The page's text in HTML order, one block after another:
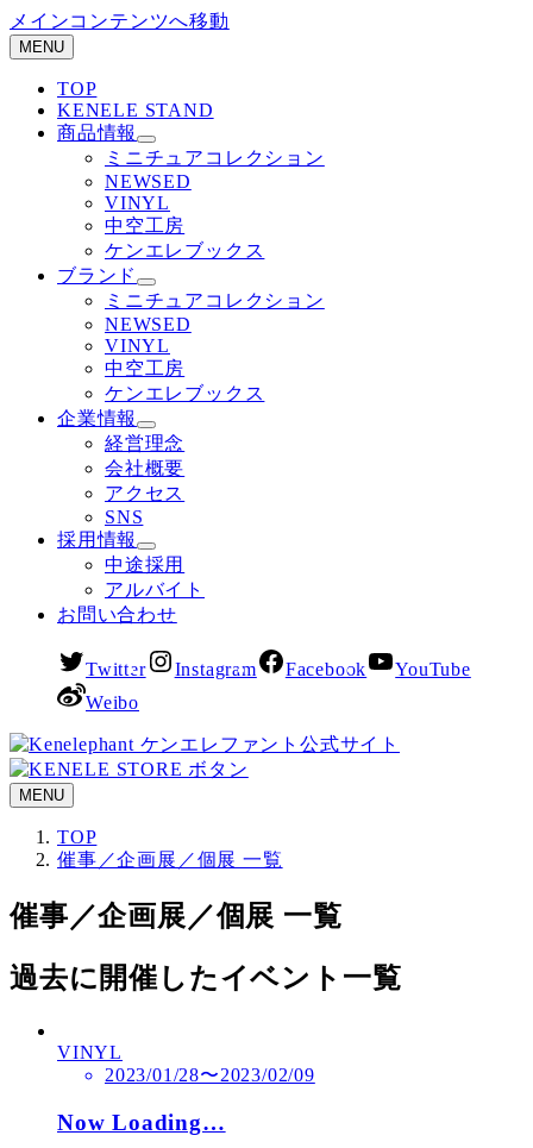
メインコンテンツへ移動
MENU
TOP
KENELE STAND
商品情報
ミニチュアコレクション
NEWSED
VINYL
中空工房
ケンエレブックス
ブランド
ミニチュアコレクション
NEWSED
VINYL
中空工房
ケンエレブックス
企業情報
経営理念
会社概要
アクセス
SNS
採用情報
中途採用
アルバイト
お問い合わせ
Twitter Instagram Facebook
YouTube
Weibo
MENU
TOP
催事／企画展／個展 一覧
催事／企画展／個展 一覧
過去に開催したイベント一覧
VINYL
2023/01/28〜2023/02/09
Now Loading…